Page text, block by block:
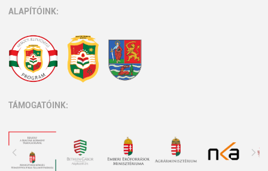
ALAPÍTÓINK:
TÁMOGATÓINK: